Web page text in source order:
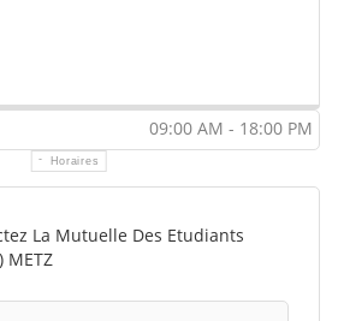
09:00 AM - 18:00 PM
Horaires
La Mutuelle Des Etudiants
METZ